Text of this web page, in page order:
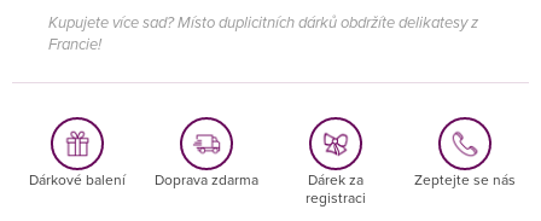
Kupujete více sad? Místo duplicitních dárků obdržíte delikatesy z
Francie!
Dárkové balení Doprava zdarma
Dárek za
registraci
Zeptejte se nás